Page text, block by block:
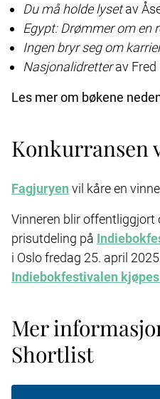
Du må holde lysetav
Egypt: Drømmer om en
Ingen bryr seg om
Nasjonalidretterav Fred
Les mer om bøkene
Konkurransen
Fagjuryen vil kåre en
Vinneren blir offentliggjort
prisutdeling på
i Oslo fredag 25. april
Indiebokfestivalen
Mer
Shortlist